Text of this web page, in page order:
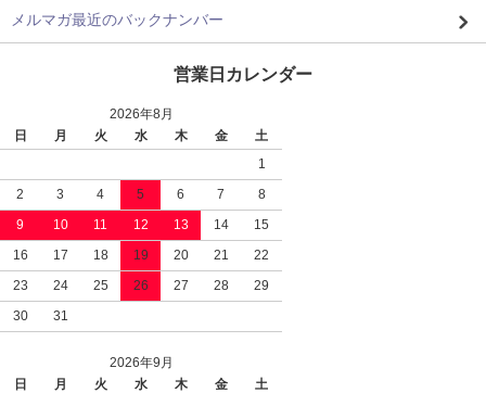
メルマガ最近のバックナンバー
営業日カレンダー
2026年8月
日
月 火 水 木 金
土
1
2
3 4 5 6 7
8
9
10 11 12 13 14
15
16
17 18 19 20 21
22
23
24 25 26 27 28
29
30
31
2026年9月
日
月 火 水 木 金
土